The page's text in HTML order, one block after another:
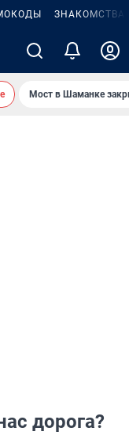
ЗНАКОМСТВА
Мост в Шаманке
дорога?